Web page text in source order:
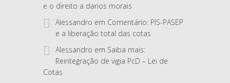
e o direito a danos morais
Alessandro em Comentário: PIS-PASEP
e a liberação total das cotas
Alessandro em Saiba mais:
Reintegração de vigia PcD – Lei de
Cotas